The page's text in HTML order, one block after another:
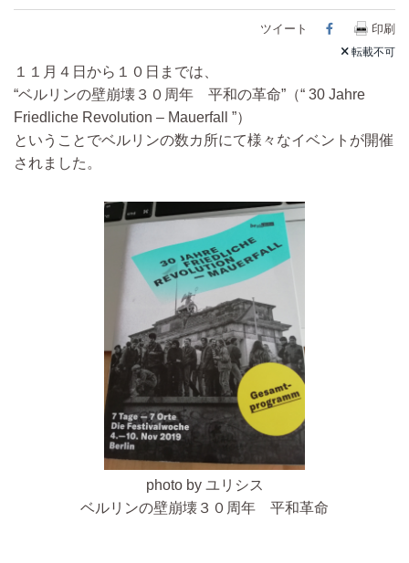
ツイート Facebook
印刷
転載不可
１１月４日から１０日までは、
“ベルリンの壁崩壊３０周年 平和の革命”（“ 30 Jahre
Friedliche Revolution – Mauerfall ”）
ということでベルリンの数カ所にて様々なイベントが開催
されました。
photo by ユリシス
ベルリンの壁崩壊３０周年 平和革命